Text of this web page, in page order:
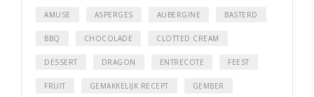
AMUSE ASPERGES AUBERGINE BASTERD
BBQ CHOCOLADE CLOTTED CREAM
DESSERT DRAGON ENTRECOTE FEEST
FRUIT GEMAKKELIJK RECEPT GEMBER